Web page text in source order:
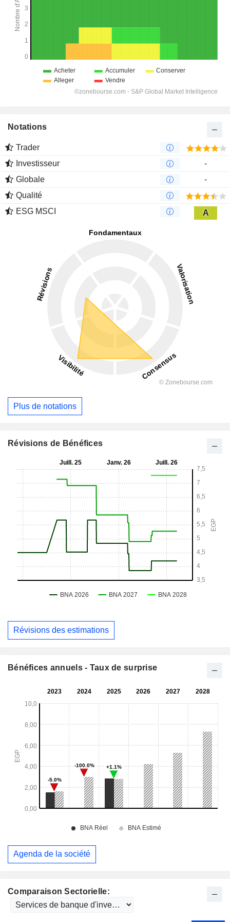
Comparaison Sectorielle:
Notations
Trader
Investisseur
-
Globale
-
Qualité
ESG MSCI
A
Plus de notations
Révisions de Bénéfices
Révisions des estimations
Bénéfices annuels - Taux de surprise
Agenda de la société